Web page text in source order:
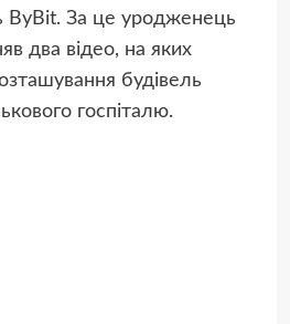
ByBit. За це уродженець
два відео, на яких
будівель
госпіталю.